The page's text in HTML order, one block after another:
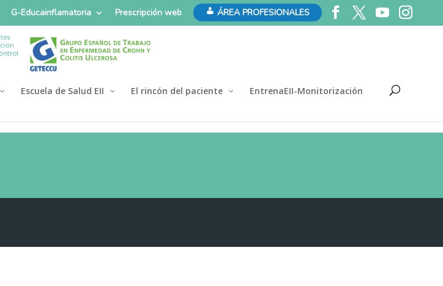
G-Educainflamatoria Prescripción web ÁREA PROFESIONALES
Escuela de Salud EII El rincón del paciente EntrenaEII-Monitorización